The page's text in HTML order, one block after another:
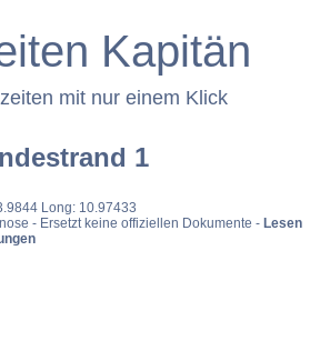
Kapitän
mit nur einem Klick
1
Long: 10.97433
- Ersetzt keine offiziellen Dokumente - Lesen